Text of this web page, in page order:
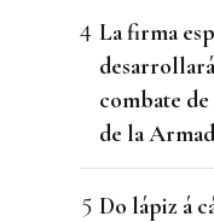
La firma
combate
de la
Do lápiz á